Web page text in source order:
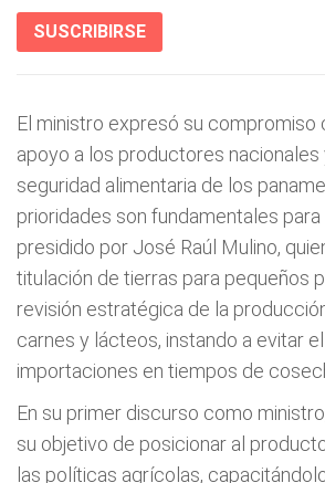
SUSCRIBIRSE
El ministro expresó su compromiso
apoyo a los productores nacionales
seguridad alimentaria de los
prioridades son fundamentales
presidido por José Raúl Mulino,
titulación de tierras para pequeños
revisión estratégica de la
carnes y lácteos, instando a evitar
importaciones en tiempos de
En su primer discurso como
su objetivo de posicionar al
las políticas agrícolas,